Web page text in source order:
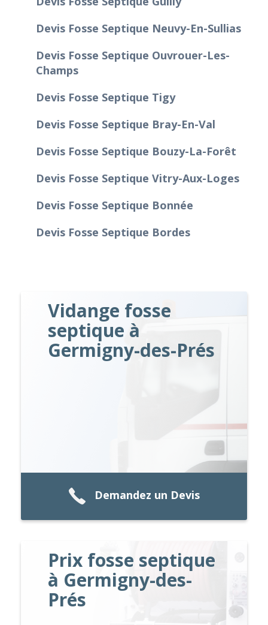
Devis Fosse Septique Neuvy-En-Sullias
Devis Fosse Septique Ouvrouer-Les-
Champs
Devis Fosse Septique Tigy
Devis Fosse Septique Bray-En-Val
Devis Fosse Septique Bouzy-La-Forêt
Devis Fosse Septique Vitry-Aux-Loges
Devis Fosse Septique Bonnée
Devis Fosse Septique Bordes
Vidange fosse
septique à
Germigny-des-Prés
Demandez un Devis
Prix fosse septique
à Germigny-des-
Prés